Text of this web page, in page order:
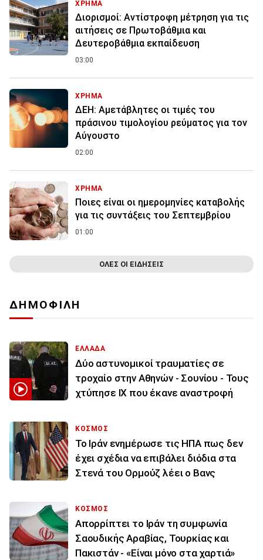
ΧΡΗΜΑ
Διορισμοί: Αντίστροφη μέτρηση για τις
αιτήσεις σε Πρωτοβάθμια και
Δευτεροβάθμια εκπαίδευση
03:00
ΧΡΗΜΑ
ΔΕΗ: Αμετάβλητες οι τιμές του
πράσινου τιμολογίου ρεύματος για τον
Αύγουστο
02:00
ΧΡΗΜΑ
Ποιες είναι οι ημερομηνίες καταβολής
για τις συντάξεις του Σεπτεμβρίου
01:00
ΟΛΕΣ ΟΙ ΕΙΔΗΣΕΙΣ
ΔΗΜΟΦΙΛΗ
ΕΛΛΑΔΑ
Δύο αστυνομικοί τραυματίες σε
τροχαίο στην Αθηνών - Σουνίου - Τους
χτύπησε ΙΧ που έκανε αναστροφή
ΚΟΣΜΟΣ
To Ιράν ενημέρωσε τις ΗΠΑ πως δεν
έχει σχέδια να επιβάλει διόδια στα
Στενά του Ορμούζ λέει ο Βανς
ΚΟΣΜΟΣ
Απορρίπτει το Ιράν τη συμφωνία
Σαουδικής Αραβίας, Τουρκίας και
Πακιστάν - «Είναι μόνο στα χαρτιά»